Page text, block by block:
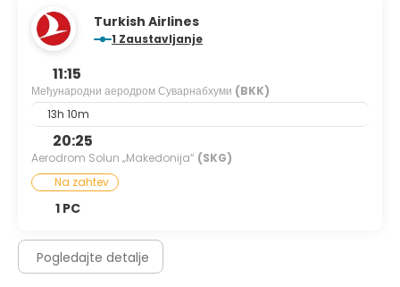
Turkish Airlines
1 Zaustavljanje
11:15
Међународни аеродром Суварнабхуми (BKK)
13h 10m
20:25
Aerodrom Solun „Makedonija“ (SKG)
Na zahtev
1 PC
Pogledajte detalje